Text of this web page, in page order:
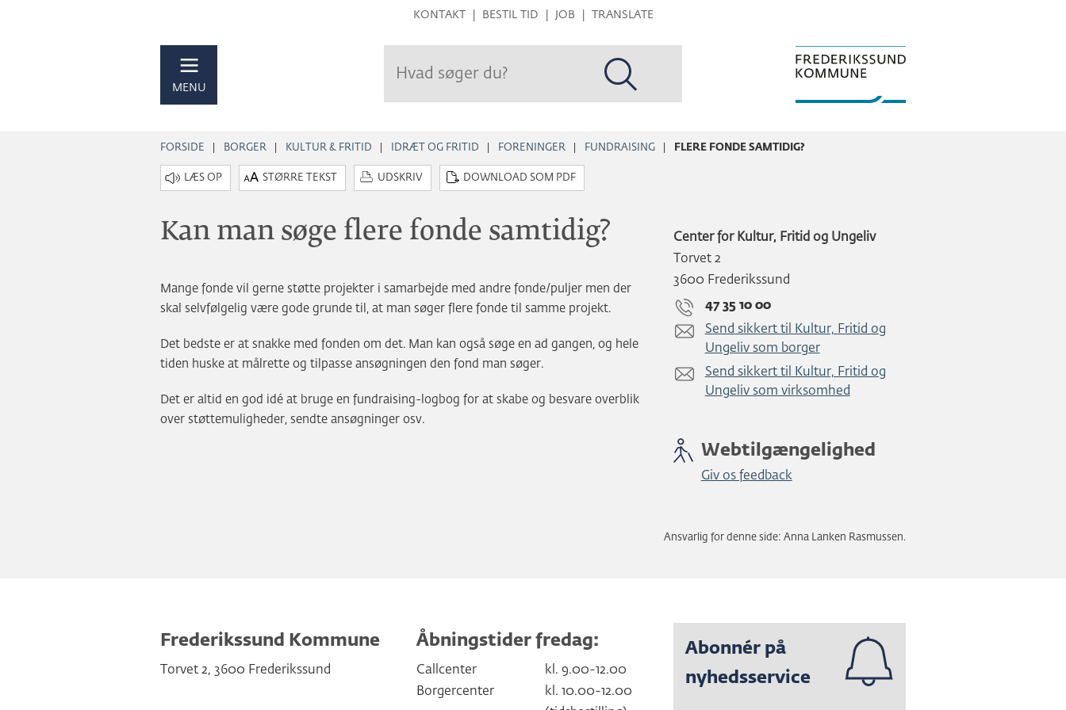
Hop
KONTAKT BESTIL TID JOB TRANSLATE
MENU
FORSIDE BORGER KULTUR & FRITID IDRÆT OG FRITID FORENINGER FUNDRAISING FLERE FONDE SAMTIDIG?
STØRRE TEKST UDSKRIV DOWNLOAD SOM PDF
Kan man søge flere fonde samtidig?
Mange fonde vil gerne støtte projekter i samarbejde med andre fonde/puljer men der
skal selvfølgelig være gode grunde til, at man søger flere fonde til samme projekt.
Det bedste er at snakke med fonden om det. Man kan også søge en ad gangen, og hele
tiden huske at målrette og tilpasse ansøgningen den fond man søger.
Det er altid en god idé at bruge en fundraising-logbog for at skabe og besvare overblik
over støttemuligheder, sendte ansøgninger osv.
Center for Kultur, Fritid og Ungeliv
Torvet 2
3600 Frederikssund
47 35 10 00
Send sikkert til Kultur, Fritid og
Ungeliv som borger
Send sikkert til Kultur, Fritid og
Ungeliv som virksomhed
Webtilgængelighed
Giv os feedback
Ansvarlig for denne side: Anna Lanken Rasmussen.
Frederikssund Kommune
Torvet 2, 3600 Frederikssund
Åbningstider fredag:
Callcenter
kl. 9.00-12.00
Borgercenter
kl. 10.00-12.00
Abonnér på
nyhedsservice